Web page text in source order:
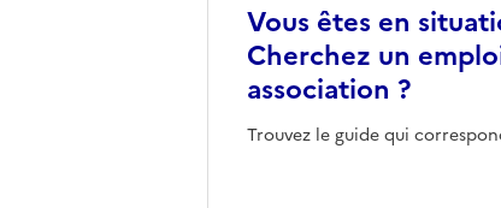
Vous êtes en
Cherchez un
association ?
Trouvez le guide qui